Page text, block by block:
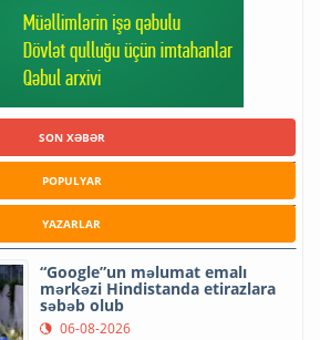
SON XƏBƏR
POPULYAR
YAZARLAR
“Google”un məlumat emalı
mərkəzi Hindistanda etirazlara
səbəb olub
06-08-2026